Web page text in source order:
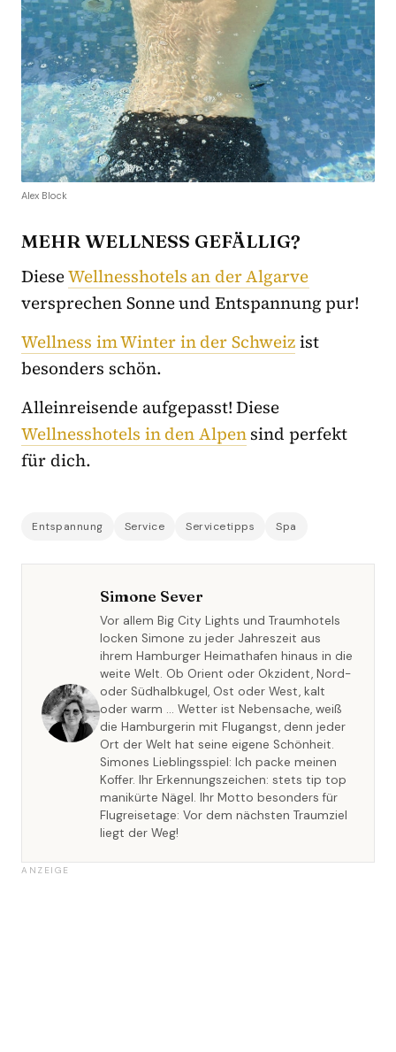
Alex Block
MEHR WELLNESS GEFÄLLIG?
DieseWellnesshotels an der Algarve
versprechen Sonne und Entspannung pur!
Wellness im Winter in der Schweizist
besonders schön.
Alleinreisende aufgepasst! Diese
Wellnesshotels in den Alpensind perfekt
für dich.
Entspannung Service Servicetipps Spa
Simone Sever
Vor allem Big City Lights und Traumhotels
locken Simone zu jeder Jahreszeit aus
ihrem Hamburger Heimathafen hinaus in die
weite Welt. Ob Orient oder Okzident, Nord-
oder Südhalbkugel, Ost oder West, kalt
oder warm … Wetter ist Nebensache, weiß
die Hamburgerin mit Flugangst, denn jeder
Ort der Welt hat seine eigene Schönheit.
Simones Lieblingsspiel: Ich packe meinen
Koffer. Ihr Erkennungszeichen: stets tip top
manikürte Nägel. Ihr Motto besonders für
Flugreisetage: Vor dem nächsten Traumziel
liegt der Weg!
ANZEIGE